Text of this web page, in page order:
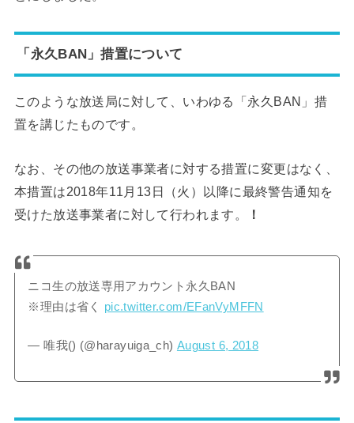
「永久BAN」措置について
このような放送局に対して、いわゆる「永久BAN」措
置を講じたものです。
なお、その他の放送事業者に対する措置に変更はなく、
本措置は2018年11月13日（火）以降に最終警告通知を
受けた放送事業者に対して行われます。
！
ニコ生の放送専用アカウント永久BAN
※理由は省く pic.twitter.com/EFanVyMFFN
— 唯我() (@harayuiga_ch) August 6, 2018